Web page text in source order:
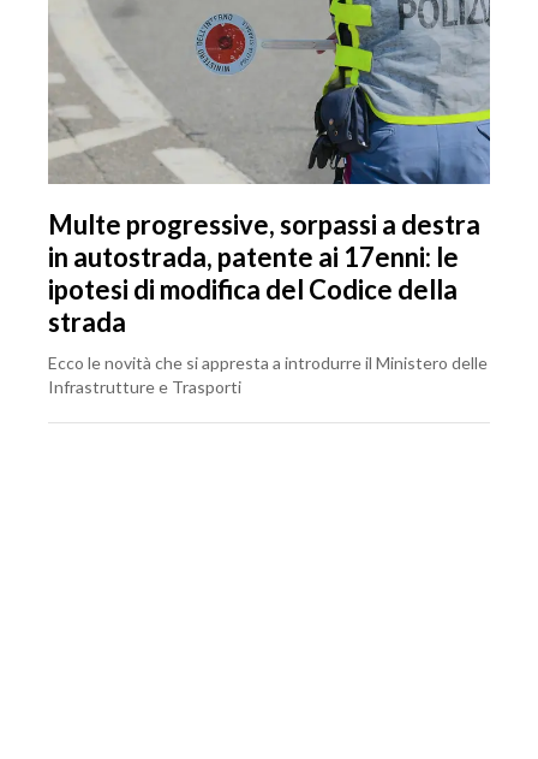
Multe progressive, sorpassi a destra
in autostrada, patente ai 17enni: le
ipotesi di modifica del Codice della
strada
Ecco le novità che si appresta a introdurre il Ministero delle
Infrastrutture e Trasporti